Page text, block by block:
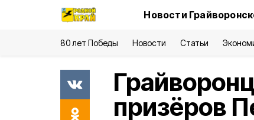
Новости
80 лет Победы Новости Статьи
призёров